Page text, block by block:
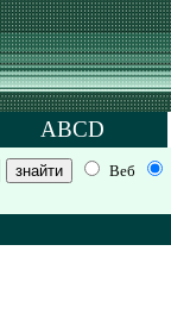
ABCD
Веб